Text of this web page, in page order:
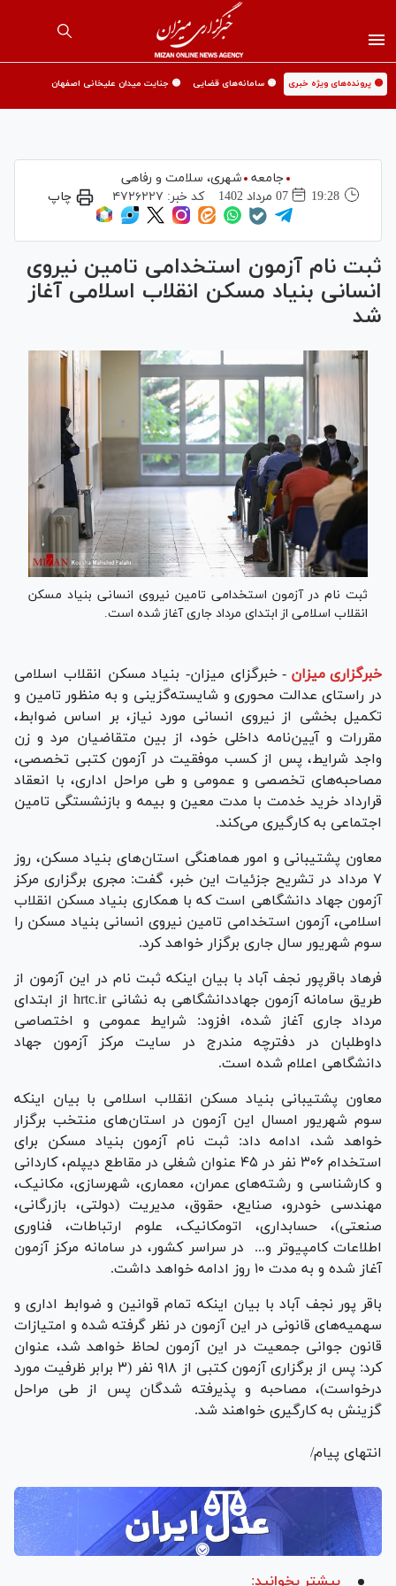
🟡 پرونده‌های ویژه خبری 🟡 سامانه‌های قضایی 🟡 جنایت میدان علیخانی اصفهان
جامعه
شهری،‌ سلامت و رفاهی
19:28
07 مرداد 1402 کد خبر: ۴۷۲۶۲۲۷ چاپ
ثبت نام آزمون استخدامی تامین نیروی
انسانی بنیاد مسکن انقلاب اسلامی آغاز
شد
ثبت نام در آزمون استخدامی تامین نیروی انسانی بنیاد مسکن
انقلاب اسلامی از ابتدای مرداد جاری آغاز شده است.
خبرگزاری میزان - خبرگزای میزان- بنیاد مسکن انقلاب اسلامی
در راستای عدالت محوری و شایسته‌گزینی و به منظور تامین و
تکمیل بخشی از نیروی انسانی مورد نیاز، بر اساس ضوابط،
مقررات و آیین‌نامه داخلی خود، از بین متقاضیان مرد و زن
واجد شرایط، پس از کسب موفقیت در آزمون کتبی تخصصی،
مصاحبه‌های تخصصی و عمومی و طی مراحل اداری، با انعقاد
قرارداد خرید خدمت با مدت معین و بیمه و بازنشستگی تامین
اجتماعی به کارگیری می‌کند.
معاون پشتیبانی و امور هماهنگی استان‌های بنیاد مسکن، روز
۷ مرداد در تشریح جزئیات این خبر، گفت: مجری برگزاری مرکز
آزمون جهاد دانشگاهی است که با همکاری بنیاد مسکن انقلاب
اسلامی، آزمون استخدامی تامین نیروی انسانی بنیاد مسکن را
سوم شهریور سال جاری برگزار خواهد کرد.
فرهاد باقرپور نجف آباد با بیان اینکه ثبت نام در این آزمون از
طریق سامانه آزمون جهاددانشگاهی به نشانی hrtc.ir از ابتدای
مرداد جاری آغاز شده، افزود: شرایط عمومی و اختصاصی
داوطلبان در دفترچه مندرج در سایت مرکز آزمون جهاد
دانشگاهی اعلام شده است.
معاون پشتیبانی بنیاد مسکن انقلاب اسلامی با بیان اینکه
سوم شهریور امسال این آزمون در استان‌های منتخب برگزار
خواهد شد، ادامه داد: ثبت نام آزمون بنیاد مسکن برای
استخدام ۳۰۶ نفر در ۴۵ عنوان شغلی در مقاطع دیپلم، کاردانی
و کارشناسی و رشته‌های عمران، معماری، شهرسازی، مکانیک،
مهندسی خودرو، صنایع، حقوق، مدیریت (دولتی، بازرگانی،
صنعتی)، حسابداری، اتومکانیک، علوم ارتباطات، فناوری
اطلاعات کامپیوتر و... در سراسر کشور، در سامانه مرکز آزمون
آغاز شده و به مدت ۱۰ روز ادامه خواهد داشت.
باقر پور نجف آباد با بیان اینکه تمام قوانین و ضوابط اداری و
سهمیه‌های قانونی در این آزمون در نظر گرفته شده و امتیازات
قانون جوانی جمعیت در این آزمون لحاظ خواهد شد، عنوان
کرد: پس از برگزاری آزمون کتبی از ۹۱۸ نفر (۳ برابر ظرفیت مورد
درخواست)، مصاحبه و پذیرفته شدگان پس از طی مراحل
گزینش به کارگیری خواهند شد.
انتهای پیام/
بیشتر بخوانید: